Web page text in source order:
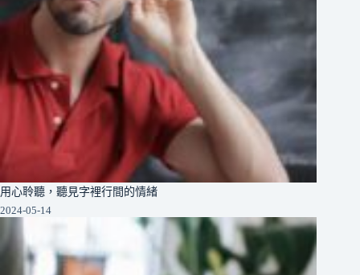
用心聆聽，聽見字裡行間的情緒
2024-05-14